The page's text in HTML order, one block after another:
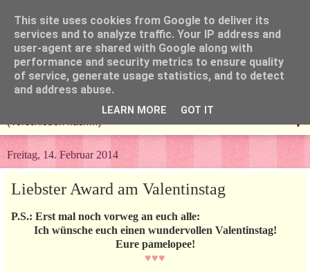
▼
Freitag, 14. Februar 2014
Liebster Award am Valentinstag
P.S.: Erst mal noch vorweg an euch alle:
Ich wünsche euch einen wundervollen Valentinstag!
Eure pamelopee!
♥♥♥
This site uses cookies from Google to deliver its
services and to analyze traffic. Your IP address and
user-agent are shared with Google along with
performance and security metrics to ensure quality
of service, generate usage statistics, and to detect
and address abuse.
LEARN MORE GOT IT